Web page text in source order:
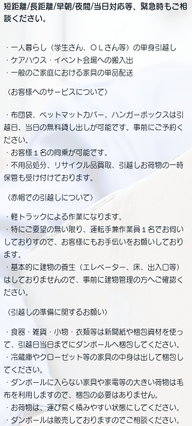
短距離/長距離/早朝/夜間/当日対応等、緊急時もご相
談ください。
・一人暮らし（学生さん、ＯＬさん等）の単身引越し
・ケアハウス・イベント会場への搬入出
・一般のご家庭における家具の単品配送
​〈お客様へのサービスについて〉
・布団袋、ベットマットカバー、ハンガーボックスは引
越日、 当日の無料貸し出しが可能です。事前にご予約く
ださい。
・お客様１名の同乗が可能です。
・不用品処分、リサイクル品買取、引越しお荷物の一時
保管も受け付けております。
​赤帽での引越しについて〉
・軽トラックによる作業になります。
・特にご要望の無い限り、運転手兼作業員１名でお伺い
しておりすので、お客様にもお手伝いをお願いしており
ます。
・基本的に建物の養生（エレベーター、床、出入口等）
はしておりませんので、事前に建物管理の方へご確認く
ださい。
​〈引越しの準備に関するお願い〉
・食器・雑貨・小物・衣類等は新聞紙や梱包資材を使っ
て、 引越日当日までにダンボールへ梱包してください。
・冷蔵庫やクローゼット等の家具の中身は出して梱包し
てください。
・ダンボールに入らない家具や家電等の大きい荷物は毛
布を利用しますので、梱包の必要はありません。
・お荷物は、運び易く積みやすい状態にしてください。
・ダンボールは販売しておりますのでご相談ください。